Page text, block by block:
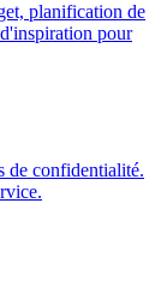
planification de
pour
de confidentialité.